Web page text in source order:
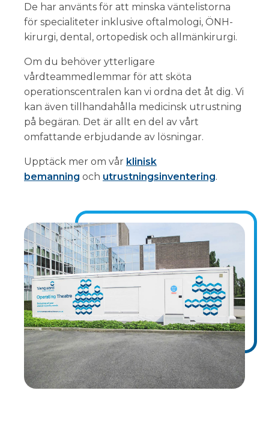
De har använts för att minska väntelistorna
för specialiteter inklusive oftalmologi, ÖNH-
kirurgi, dental, ortopedisk och allmänkirurgi.
Om du behöver ytterligare
vårdteammedlemmar för att sköta
operationscentralen kan vi ordna det åt dig. Vi
kan även tillhandahålla medicinsk utrustning
på begäran. Det är allt en del av vårt
omfattande erbjudande av lösningar.
Upptäck mer om vår klinisk
bemanning och utrustningsinventering.